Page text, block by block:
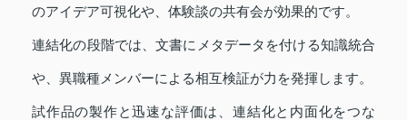
のアイデア可視化や、体験談の共有会が効果的です。
連結化の段階では、文書にメタデータを付ける知識統合
や、異職種メンバーによる相互検証が力を発揮します。
試作品の製作と迅速な評価は、連結化と内面化をつな